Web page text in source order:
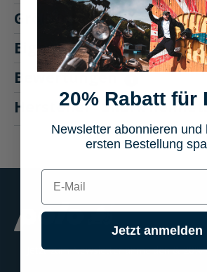
Größentabelle
Eigenschaften
Bewertungen
Hersteller "Shark
Jetzt zum Newsletter anmelden & 20%
20% Rabatt für
Newsletter abonnieren und
ersten Bestellung
E-mail
Jetzt anmelden